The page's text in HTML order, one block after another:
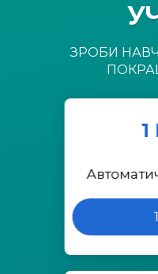
ЗРОБИ
1